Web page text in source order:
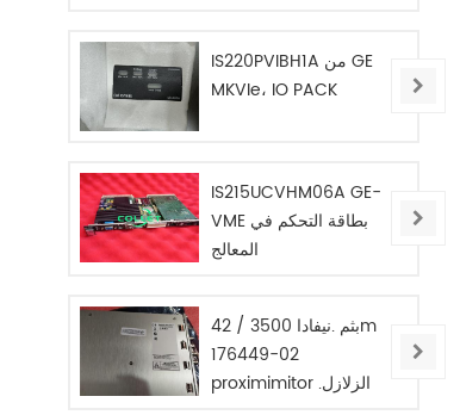
IS220PVIBH1A من GE
MKVIe، IO PACK
IS215UCVHM06A GE-
VME بطاقة التحكم في
المعالج
بثم .نيفادا 3500 / 42m
176449-02
proximimitor .الزلازل